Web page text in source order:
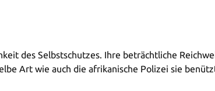
des Selbstschutzes. Ihre beträchtliche
Art wie auch die afrikanische Polizei sie